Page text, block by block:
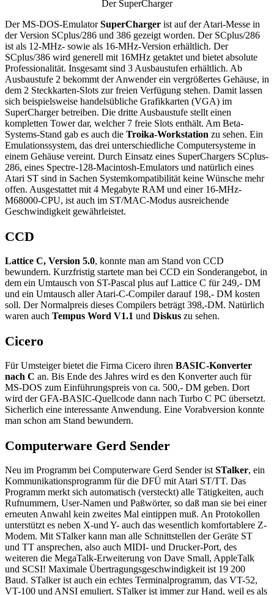
Der SuperCharger
Der MS-DOS-EmulatorSuperCharger ist auf der Atari-Messe in
der Version SCplus/286 und 386 gezeigt worden. Der SCplus/286
ist als 12-MHz- sowie als 16-MHz-Version erhältlich. Der
SCplus/386 wird generell mit 16MHz getaktet und bietet absolute
Professionalität. Insgesamt sind 3 Ausbaustufen erhältlich. Ab
Ausbaustufe 2 bekommt der Anwender ein vergrößertes Gehäuse, in
dem 2 Steckkarten-Slots zur freien Verfügung stehen. Damit lassen
sich beispielsweise handelsübliche Grafikkarten (VGA) im
SuperCharger betreiben. Die dritte Ausbaustufe stellt einen
kompletten Tower dar, welcher 7 freie Slots enthält. Am Beta-
Systems-Stand gab es auch die Troika-Workstation zu sehen. Ein
Emulationssystem, das drei unterschiedliche Computersysteme in
einem Gehäuse vereint. Durch Einsatz eines SuperChargers SCplus-
286, eines Spectre-128-Macintosh-Emulators und natürlich eines
Atari ST sind in Sachen Systemkompatibilität keine Wünsche mehr
offen. Ausgestattet mit 4 Megabyte RAM und einer 16-MHz-
M68000-CPU, ist auch im ST/MAC-Modus ausreichende
Geschwindigkeit gewährleistet.
CCD
Lattice C, Version 5.0, konnte man am Stand von CCD
bewundern. Kurzfristig startete man bei CCD ein Sonderangebot, in
dem ein Umtausch von ST-Pascal plus auf Lattice C für 249,- DM
und ein Umtausch aller Atari-C-Compiler darauf 198,- DM kosten
soll. Der Normalpreis dieses Compilers beträgt 398,-DM. Natürlich
waren auch Tempus Word V1.1 und Diskus zu sehen.
Cicero
Für Umsteiger bietet die Firma Cicero ihren BASIC-Konverter
nach C an. Bis Ende des Jahres wird es den Konverter auch für
MS-DOS zum Einführungspreis von ca. 500,- DM geben. Dort
wird der GFA-BASIC-Quellcode dann nach Turbo C PC übersetzt.
Sicherlich eine interessante Anwendung. Eine Vorabversion konnte
man schon am Stand bewundern.
Computerware Gerd Sender
Neu im Programm bei Computerware Gerd Sender istSTalker, ein
Kommunikationsprogramm für die DFÜ mit Atari ST/TT. Das
Programm merkt sich automatisch (versteckt) alle Tätigkeiten, auch
Rufnummern, User-Namen und Paßwörter, so daß man sie bei einer
erneuten Anwahl kein zweites Mal eintippen muß. An Protokollen
unterstützt es neben X-und Y- auch das wesentlich komfortablere Z-
Modem. Mit STalker kann man alle Schnittstellen der Geräte ST
und TT ansprechen, also auch MIDI- und Drucker-Port, des
weiteren die MegaTalk-Erweiterung von Dave Small, AppleTalk
und SCSI! Maximale Übertragungsgeschwindigkeit ist 19 200
Baud. STalker ist auch ein echtes Terminalprogramm, das VT-52,
VT-100 und ANSI emuliert. STalker ist immer zur Hand, weil es als